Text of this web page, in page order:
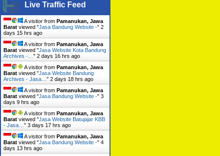
Live Traffic Feed
A visitor from Pamanukan, Jawa
Barat viewed "Jasa Bandung Website -" 2
days 15 hrs ago
A visitor from Pamanukan, Jawa
Barat viewed "Jasa Website Kota Bandung
Archives -… " 2 days 16 hrs ago
A visitor from Pamanukan, Jawa
Barat viewed "Jasa Website Bandung
Archives - Jasa… " 2 days 18 hrs ago
A visitor from Pamanukan, Jawa
Barat viewed "Jasa Bandung Website -" 3
days 9 hrs ago
A visitor from Pamanukan, Jawa
Barat viewed "Jasa Website Batujajar KBB
- Jasa… " 3 days 17 hrs ago
A visitor from Pamanukan, Jawa
Barat viewed "Jasa Bandung Website -" 4
days 13 hrs ago